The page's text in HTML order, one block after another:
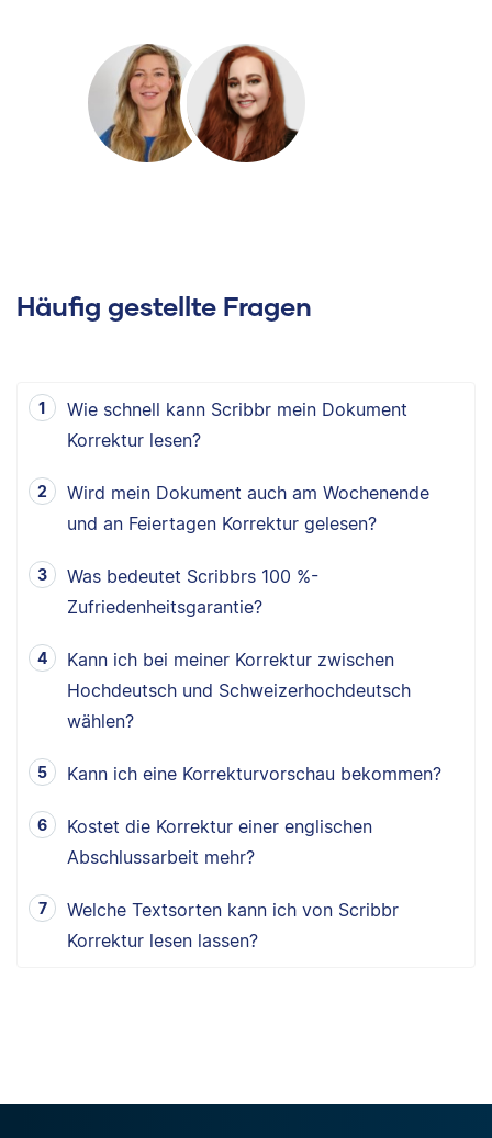
Häufig gestellte Fragen
Wie schnell kann Scribbr mein Dokument
Korrektur lesen?
Wird mein Dokument auch am Wochenende
und an Feiertagen Korrektur gelesen?
Was bedeutet Scribbrs 100 %-
Zufriedenheitsgarantie?
Kann ich bei meiner Korrektur zwischen
Hochdeutsch und Schweizerhochdeutsch
wählen?
Kann ich eine Korrekturvorschau bekommen?
Kostet die Korrektur einer englischen
Abschlussarbeit mehr?
Welche Textsorten kann ich von Scribbr
Korrektur lesen lassen?